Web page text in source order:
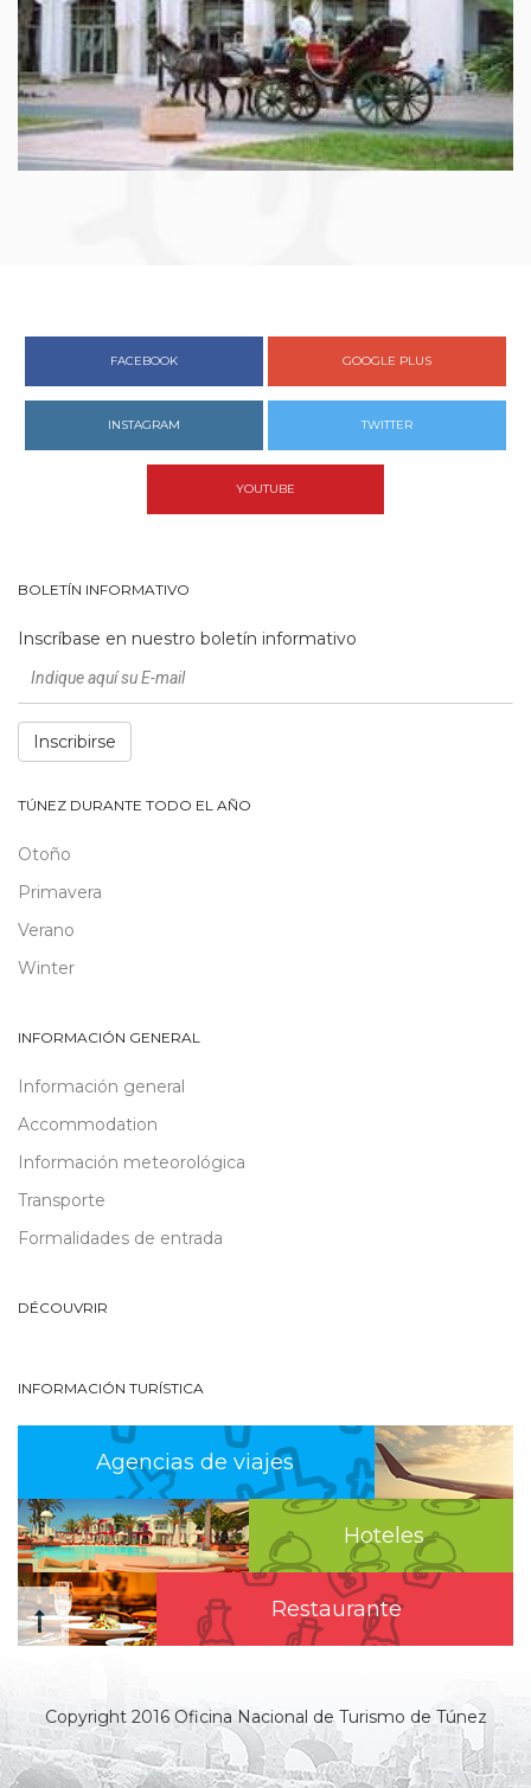
FACEBOOK GOOGLE PLUS
INSTAGRAM TWITTER
YOUTUBE
BOLETÍN INFORMATIVO
Inscríbase en nuestro boletín informativo
Inscribirse
TÚNEZ DURANTE TODO EL AÑO
Otoño
Primavera
Verano
Winter
INFORMACIÓN GENERAL
Información general
Accommodation
Información meteorológica
Transporte
Formalidades de entrada
DÉCOUVRIR
INFORMACIÓN TURÍSTICA
Agencias de viajes
Hoteles
Restaurante
Copyright 2016 Oficina Nacional de Turismo de Túnez